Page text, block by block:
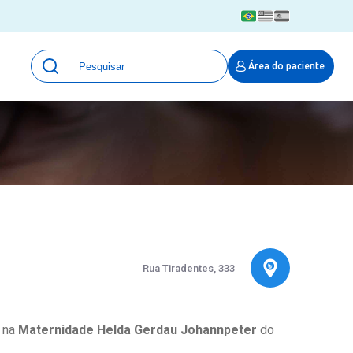
Área do paciente
Unidades
Qualidade e Segurança em saúde
Pesquisa Hospital Moinhos de Vento
Pronto Atendimento Digital
Rua Tiradentes, 333
Maternidade Helda Gerdau Johannpeter do